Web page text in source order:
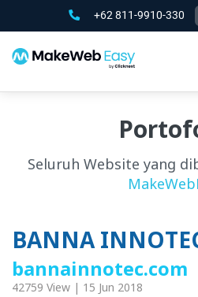
+62 811-9910-330
Seluruh Website yang
BANNA
bannainnotec.com
42759 View | 15 Jun 2018